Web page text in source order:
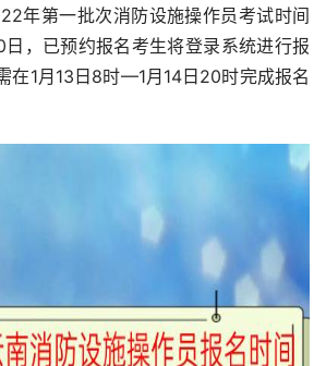
年第一批次消防设施操作员考试时间
，已预约报名考生将登录系统进行报
在1月13日8时—1月14日20时完成报名